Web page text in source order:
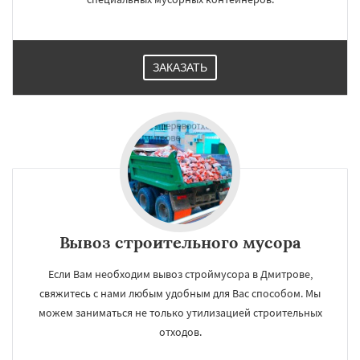
ЗАКАЗАТЬ
Вывоз строительного мусора
Если Вам необходим вывоз строймусора в Дмитрове,
свяжитесь с нами любым удобным для Вас способом. Мы
можем заниматься не только утилизацией строительных
отходов.